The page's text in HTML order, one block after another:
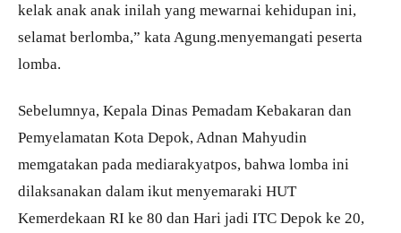
kelak anak anak inilah yang mewarnai kehidupan ini,
selamat berlomba,” kata Agung.menyemangati peserta
lomba.
Sebelumnya, Kepala Dinas Pemadam Kebakaran dan
Pemyelamatan Kota Depok, Adnan Mahyudin
memgatakan pada mediarakyatpos, bahwa lomba ini
dilaksanakan dalam ikut menyemaraki HUT
Kemerdekaan RI ke 80 dan Hari jadi ITC Depok ke 20,